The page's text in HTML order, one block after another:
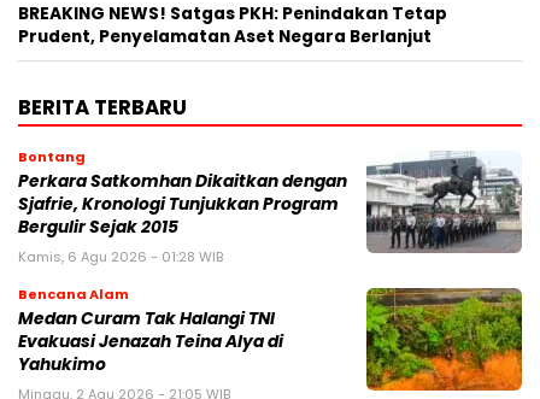
BREAKING NEWS! Satgas PKH: Penindakan Tetap
Prudent, Penyelamatan Aset Negara Berlanjut
BERITA TERBARU
Bontang
Perkara Satkomhan Dikaitkan dengan
Sjafrie, Kronologi Tunjukkan Program
Bergulir Sejak 2015
Kamis, 6 Agu 2026 - 01:28 WIB
Bencana Alam
Medan Curam Tak Halangi TNI
Evakuasi Jenazah Teina Alya di
Yahukimo
Minggu, 2 Agu 2026 - 21:05 WIB